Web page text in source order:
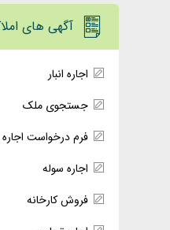
آگهی های
اجاره انبار
جستجوی ملک
فرم درخواست
اجاره سوله
فروش کارخانه